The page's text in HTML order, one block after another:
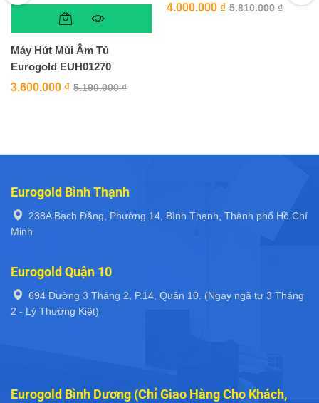
Máy Hút Mùi Âm Tủ
Eurogold EUH01270
3.600.000 ₫ 5.190.000₫
4.000.000 ₫ 5.810.000₫
Eurogold Bình Thạnh
238A Bạch Đằng, Phường 14, Bình Thạnh, Thành phố Hồ Chí
Minh
Eurogold Quận 10
694 Đường 3 Tháng 2, P.14, Quận 10. (Ngay ngã tư 3 Tháng
2 - Lý Thường Kiệt)
Eurogold Bình Dương (Chỉ Giao Hàng Cho Khách,